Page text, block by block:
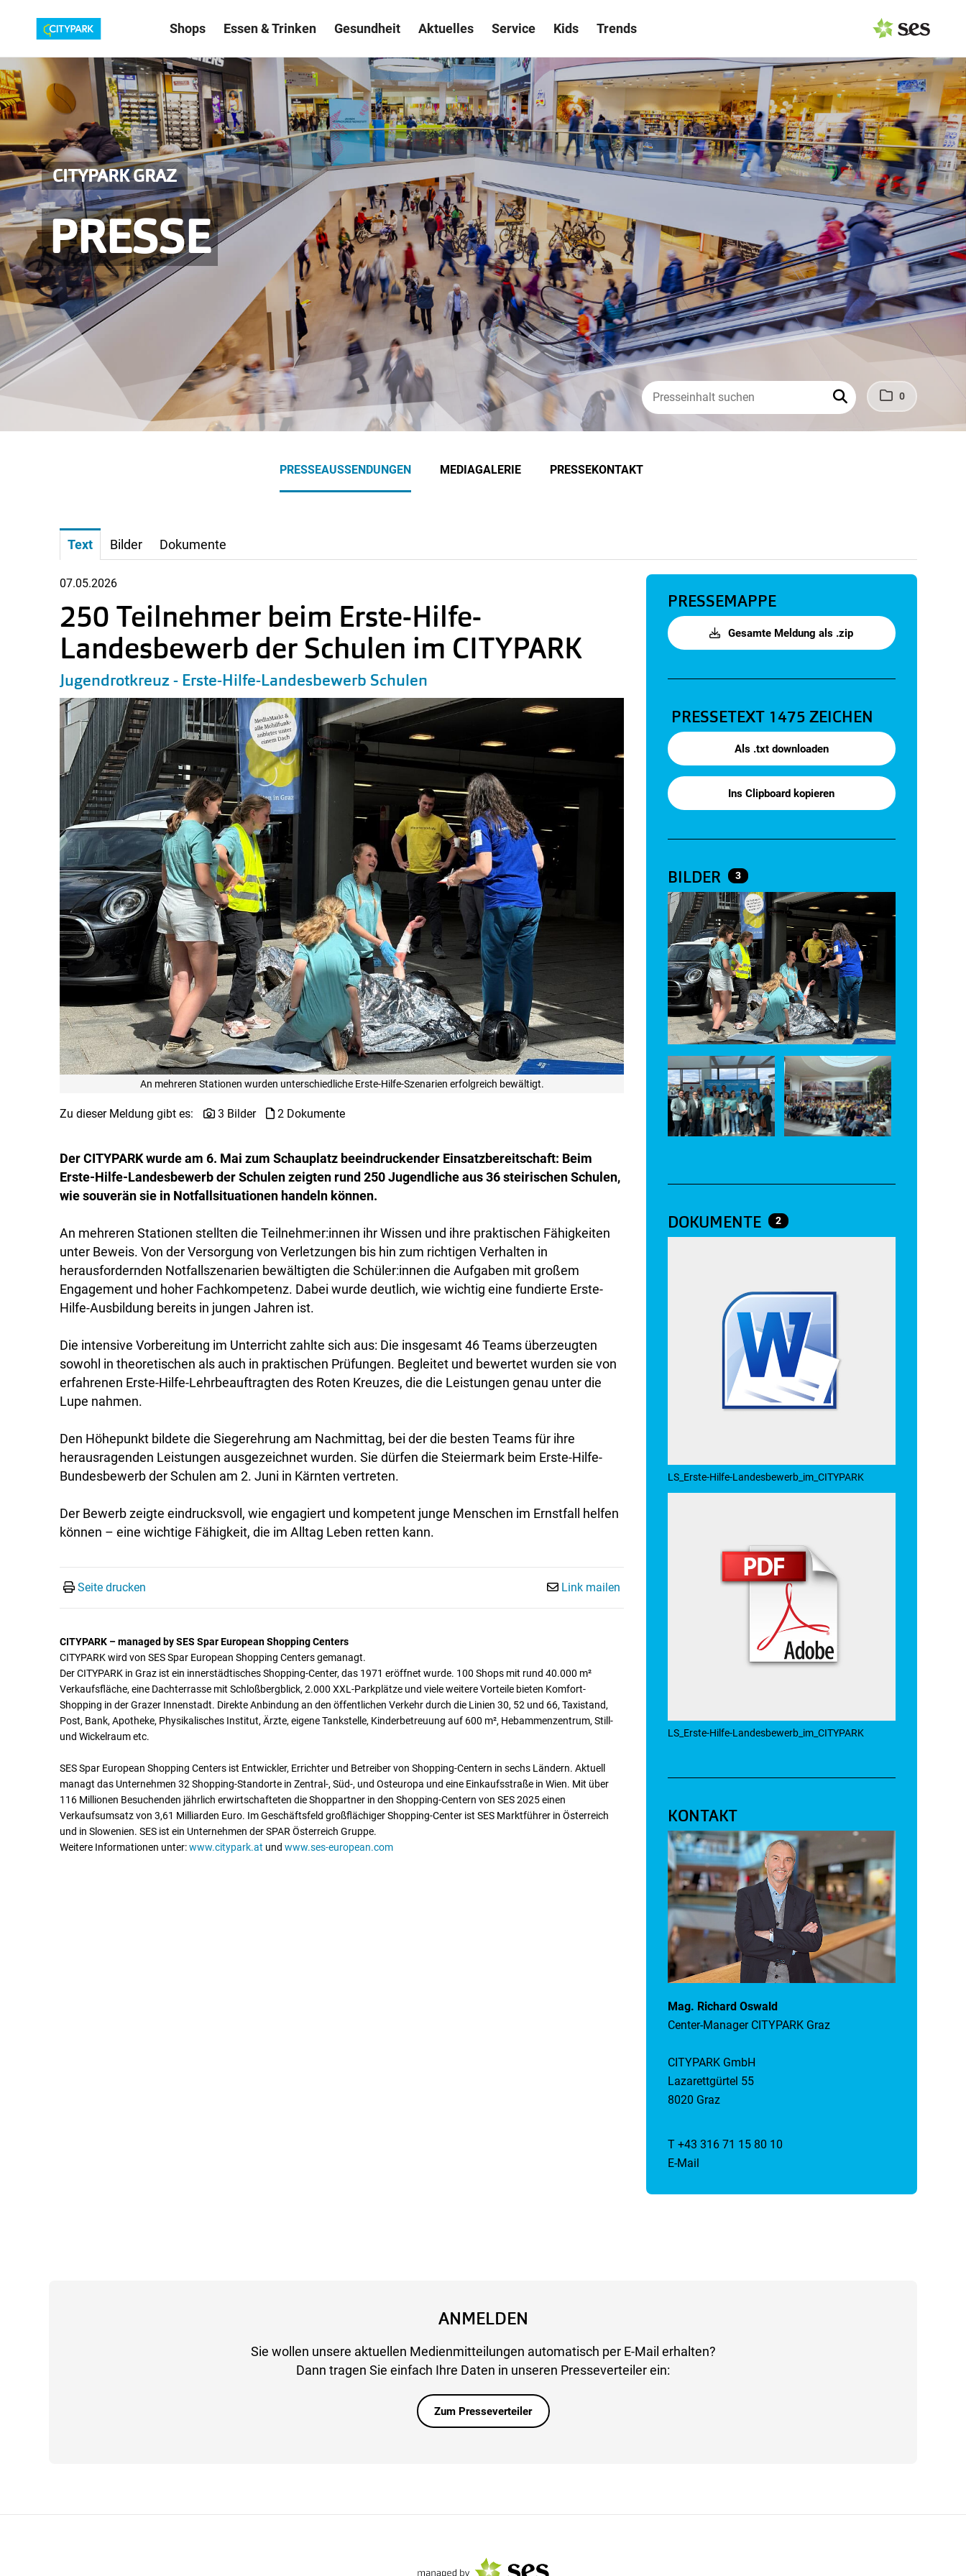
Shops Essen & Trinken Gesundheit Aktuelles Service Kids Trends
0
CITYPARK GRAZ
PRESSE
PRESSEAUSSENDUNGEN MEDIAGALERIE PRESSEKONTAKT
Text Bilder Dokumente
07.05.2026
250 Teilnehmer beim Erste-Hilfe-
Landesbewerb der Schulen im CITYPARK
Jugendrotkreuz - Erste-Hilfe-Landesbewerb Schulen
An mehreren Stationen wurden unterschiedliche Erste-Hilfe-Szenarien erfolgreich bewältigt.
Zu dieser Meldung gibt es: 3 Bilder 2 Dokumente
Der CITYPARK wurde am 6. Mai zum Schauplatz beeindruckender Einsatzbereitschaft: Beim
Erste-Hilfe-Landesbewerb der Schulen zeigten rund 250 Jugendliche aus 36 steirischen Schulen,
wie souverän sie in Notfallsituationen handeln können.
An mehreren Stationen stellten die Teilnehmer:innen ihr Wissen und ihre praktischen Fähigkeiten
unter Beweis. Von der Versorgung von Verletzungen bis hin zum richtigen Verhalten in
herausfordernden Notfallszenarien bewältigten die Schüler:innen die Aufgaben mit großem
Engagement und hoher Fachkompetenz. Dabei wurde deutlich, wie wichtig eine fundierte Erste-
Hilfe-Ausbildung bereits in jungen Jahren ist.
Die intensive Vorbereitung im Unterricht zahlte sich aus: Die insgesamt 46 Teams überzeugten
sowohl in theoretischen als auch in praktischen Prüfungen. Begleitet und bewertet wurden sie von
erfahrenen Erste-Hilfe-Lehrbeauftragten des Roten Kreuzes, die die Leistungen genau unter die
Lupe nahmen.
Den Höhepunkt bildete die Siegerehrung am Nachmittag, bei der die besten Teams für ihre
herausragenden Leistungen ausgezeichnet wurden. Sie dürfen die Steiermark beim Erste-Hilfe-
Bundesbewerb der Schulen am 2. Juni in Kärnten vertreten.
Der Bewerb zeigte eindrucksvoll, wie engagiert und kompetent junge Menschen im Ernstfall helfen
können – eine wichtige Fähigkeit, die im Alltag Leben retten kann.
Seite drucken Link mailen
CITYPARK – managed by SES Spar European Shopping Centers
CITYPARK wird von SES Spar European Shopping Centers gemanagt.
Der CITYPARK in Graz ist ein innerstädtisches Shopping-Center, das 1971 eröffnet wurde. 100 Shops mit rund 40.000 m²
Verkaufsfläche, eine Dachterrasse mit Schloßbergblick, 2.000 XXL-Parkplätze und viele weitere Vorteile bieten Komfort-
Shopping in der Grazer Innenstadt. Direkte Anbindung an den öffentlichen Verkehr durch die Linien 30, 52 und 66, Taxistand,
Post, Bank, Apotheke, Physikalisches Institut, Ärzte, eigene Tankstelle, Kinderbetreuung auf 600 m², Hebammenzentrum, Still-
und Wickelraum etc.
SES Spar European Shopping Centers ist Entwickler, Errichter und Betreiber von Shopping-Centern in sechs Ländern. Aktuell
managt das Unternehmen 32 Shopping-Standorte in Zentral-, Süd-, und Osteuropa und eine Einkaufsstraße in Wien. Mit über
116 Millionen Besuchenden jährlich erwirtschafteten die Shoppartner in den Shopping-Centern von SES 2025 einen
Verkaufsumsatz von 3,61 Milliarden Euro. Im Geschäftsfeld großflächiger Shopping-Center ist SES Marktführer in Österreich
und in Slowenien. SES ist ein Unternehmen der SPAR Österreich Gruppe.
Weitere Informationen unter:www.citypark.at und www.ses-european.com
PRESSEMAPPE
Gesamte Meldung als .zip
PRESSETEXT 1475 ZEICHEN
Als .txt downloaden
Ins Clipboard kopieren
BILDER 3
DOKUMENTE 2
LS_Erste-Hilfe-Landesbewerb_im_CITYPARK
LS_Erste-Hilfe-Landesbewerb_im_CITYPARK
KONTAKT
Mag. Richard Oswald
Center-Manager CITYPARK Graz
CITYPARK GmbH
Lazarettgürtel 55
8020 Graz
T +43 316 71 15 80 10
E-Mail
ANMELDEN
Sie wollen unsere aktuellen Medienmitteilungen automatisch per E-Mail erhalten?
Dann tragen Sie einfach Ihre Daten in unseren Presseverteiler ein:
Zum Presseverteiler